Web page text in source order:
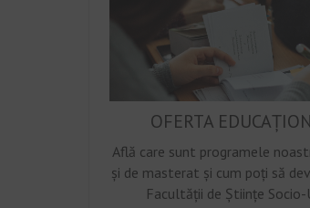
OFERTA
Află care sunt programele
și de masterat și cum poți să
Facultății de Științe Socio-